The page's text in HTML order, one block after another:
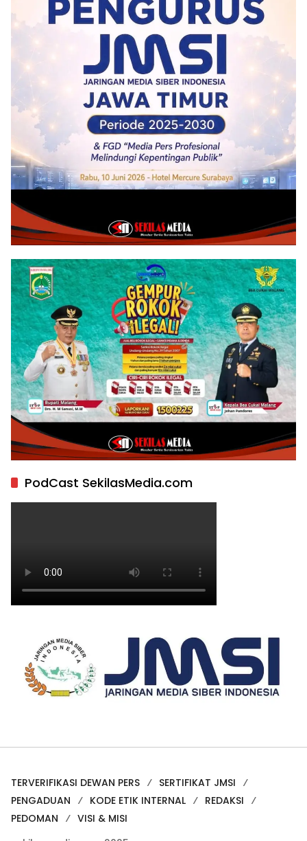
PodCast SekilasMedia.com
TERVERIFIKASI DEWAN PERS
SERTIFIKAT JMSI
PENGADUAN
KODE ETIK INTERNAL
REDAKSI
PEDOMAN
VISI & MISI